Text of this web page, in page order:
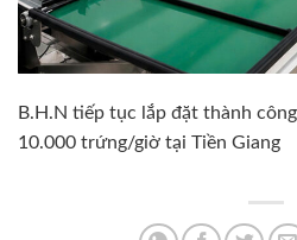
B.H.N tiếp tục lắp đặt thành
10.000 trứng/giờ tại Tiền Giang